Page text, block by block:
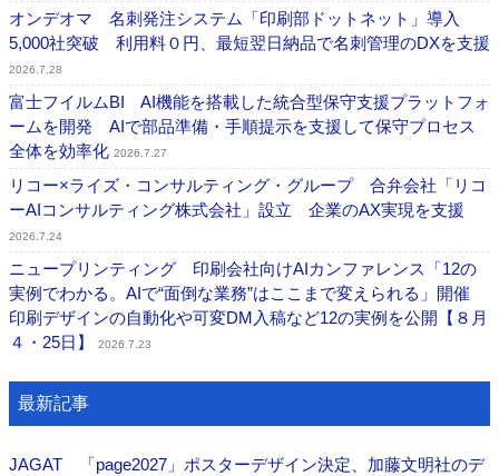
オンデオマ 名刺発注システム「印刷部ドットネット」導入
5,000社突破 利用料０円、最短翌日納品で名刺管理のDXを支援
2026.7.28
富士フイルムBI AI機能を搭載した統合型保守支援プラットフォ
ームを開発 AIで部品準備・手順提示を支援して保守プロセス
全体を効率化 2026.7.27
リコー×ライズ・コンサルティング・グループ 合弁会社「リコ
ーAIコンサルティング株式会社」設立 企業のAX実現を支援
2026.7.24
ニュープリンティング 印刷会社向けAIカンファレンス「12の
実例でわかる。AIで“面倒な業務”はここまで変えられる」開催
印刷デザインの自動化や可変DM入稿など12の実例を公開【８月
４・25日】
2026.7.23
最新記事
JAGAT 「page2027」ポスターデザイン決定、加藤文明社のデ